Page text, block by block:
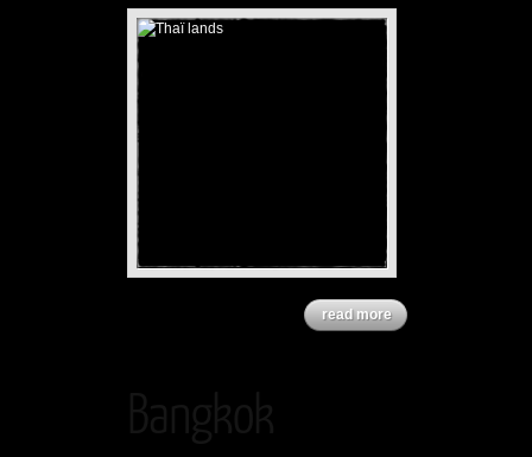
lands
read more